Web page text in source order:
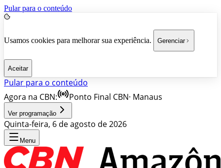
Pular para o conteúdo
Usamos cookies para melhorar sua experiência. Gerenciar
Aceitar
Pular para o conteúdo
Agora na CBN:
Ponto Final CBN· Manaus
Ver programação
Quinta-feira, 6 de agosto de 2026
Menu